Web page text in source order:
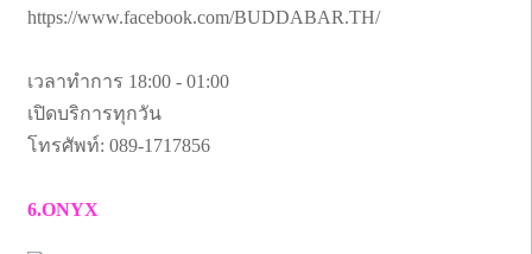
https://www.facebook.com/BUDDABAR.TH/
เวลาทำการ 18:00 - 01:00
เปิดบริการทุกวัน
โทรศัพท์: 089-1717856
6.ONYX